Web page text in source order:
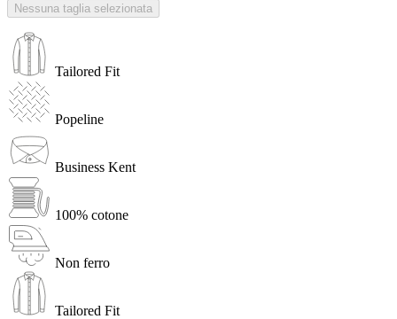
Nessuna taglia selezionata
Tailored Fit
Popeline
Business Kent
100% cotone
Non ferro
Tailored Fit